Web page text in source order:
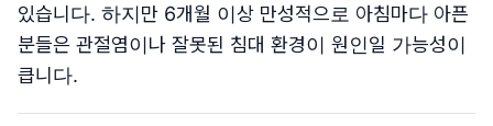
있습니다. 하지만 6개월 이상 만성적으로 아침마다 아픈
분들은 관절염이나 잘못된 침대 환경이 원인일 가능성이
큽니다.